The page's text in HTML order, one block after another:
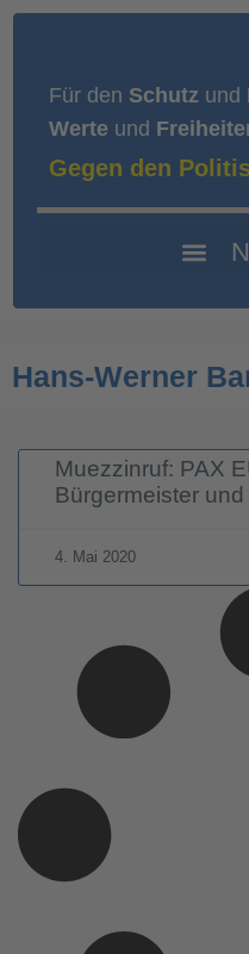
Für den Schutz und
Werte und
Gegen den
Hans-Werner
Muezzinruf: PAX
Bürgermeister
4. Mai 2020